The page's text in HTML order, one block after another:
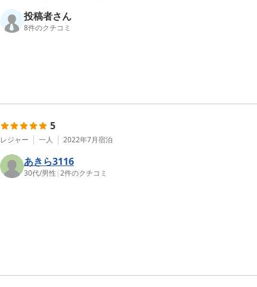
投稿者さん
8件のクチコミ
5
レジャー 一人 2022年7月宿泊
あきら3116
30代/男性 |2件のクチコミ